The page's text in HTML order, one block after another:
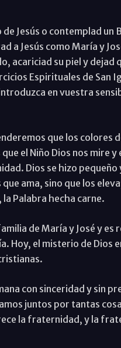
Jesús o contemplad un
a Jesús como María y
acariciad su piel y dejad
Espirituales de San
en vuestra
que los colores
el Niño Dios nos mire y
Dios se hizo
ama, sino que los
Palabra hecha carne.
de María y José y
Hoy, el misterio de Dios
con sinceridad y sin
juntos por tantas
la fraternidad, y la